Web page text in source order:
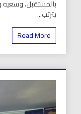
بالمستقبل، وسعيه
يترتب...
Read More